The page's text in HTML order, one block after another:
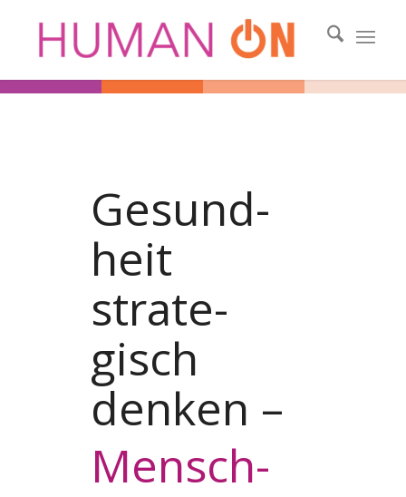
Gesund­­
heit
strate­
gisch
denken –
Mensch­­